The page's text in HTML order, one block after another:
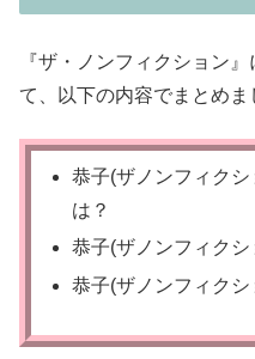
『ザ・ノンフィクション
て、以下の内容でまとめま
恭子(ザノンフィク
は？
恭子(ザノンフィクシ
恭子(ザノンフィク